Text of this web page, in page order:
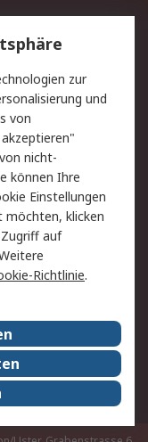
Center
zur
und
von
nicht-
können Ihre
Einstellungen
möchten, klicken
auf
Richtlinie.